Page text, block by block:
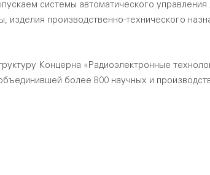
системы автоматического
изделия производственно-технического
Концерна «Радиоэлектронные
более 800 научных и